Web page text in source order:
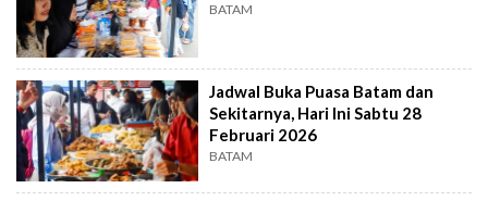
BATAM
Jadwal Buka Puasa Batam dan
Sekitarnya, Hari Ini Sabtu 28
Februari 2026
BATAM